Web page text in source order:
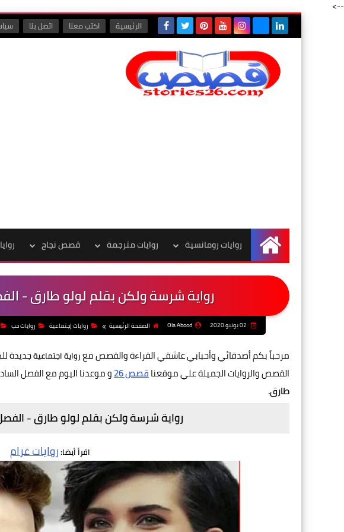
-->
الرئيسية اكتب معنا اتصل بنا
الرئيسية
روايات رومانسية روايات مترجمة قصص نجاح
رواية شرسة ولكن بقلم لولو طارق -
Ola Abood الصفحة الرئيسية روايات إجتماعية روايات حب
مرحباً بكم أصدقائي وأحبابي عاشقي القراءة والقصص معرواية اجتماعيةجديدة
القصص والروايات الجميلة علي موقعناقصص 26 و موعدنا اليوم مع الفصل
طارق.
رواية شرسة ولكن بقلم لولو طارق -
اقرأ أيضا:روايات غرام